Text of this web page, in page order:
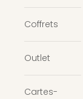
Coffrets
Outlet
Cartes-